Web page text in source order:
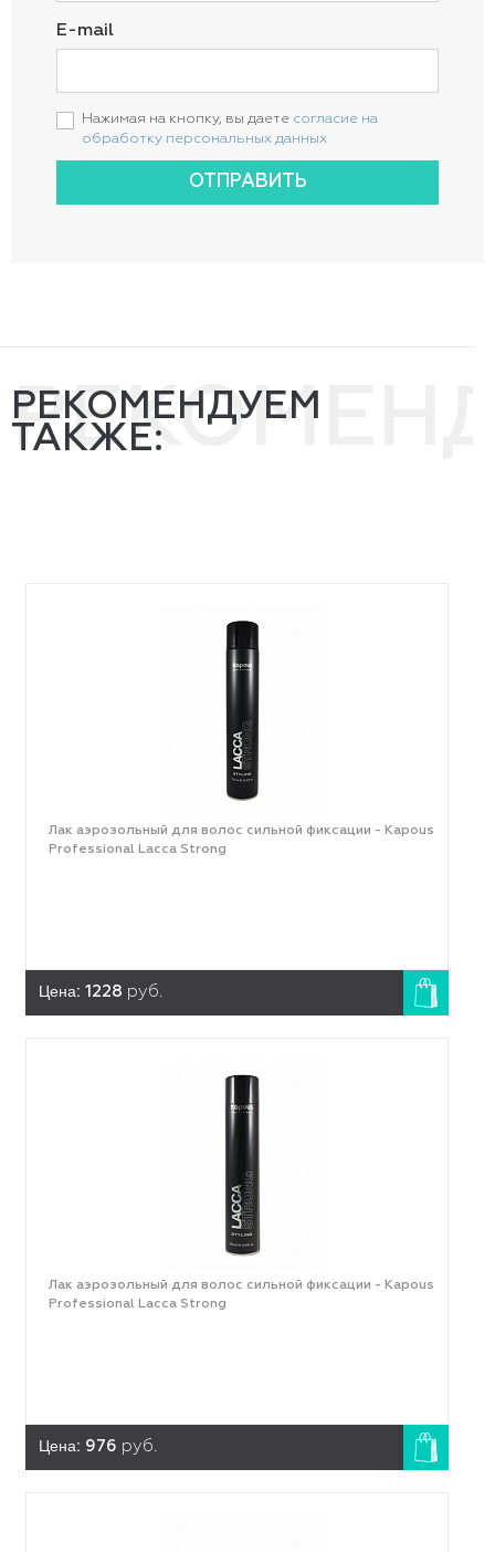
E-mail
Нажимая на кнопку, вы даете согласие на
обработку персональных данных
ОТПРАВИТЬ
РЕКОМЕНДУЕМ
ТАКЖЕ:
Лак аэрозольный для волос сильной фиксации - Kapous
Professional Lacca Strong
Цена: 1228 руб.
Лак аэрозольный для волос сильной фиксации - Kapous
Professional Lacca Strong
Цена: 976 руб.